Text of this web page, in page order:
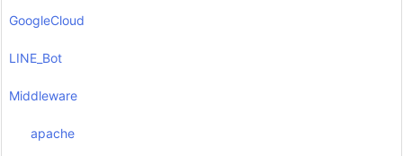
GoogleCloud
LINE_Bot
Middleware
apache